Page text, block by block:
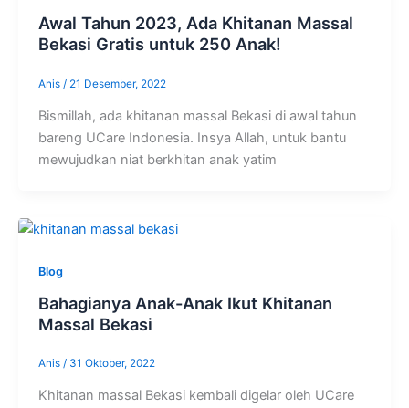
Awal Tahun 2023, Ada Khitanan Massal
Bekasi Gratis untuk 250 Anak!
Anis / 21 Desember, 2022
Bismillah, ada khitanan massal Bekasi di awal tahun
bareng UCare Indonesia. Insya Allah, untuk bantu
mewujudkan niat berkhitan anak yatim
Blog
Bahagianya Anak-Anak Ikut Khitanan
Massal Bekasi
Anis / 31 Oktober, 2022
Khitanan massal Bekasi kembali digelar oleh UCare